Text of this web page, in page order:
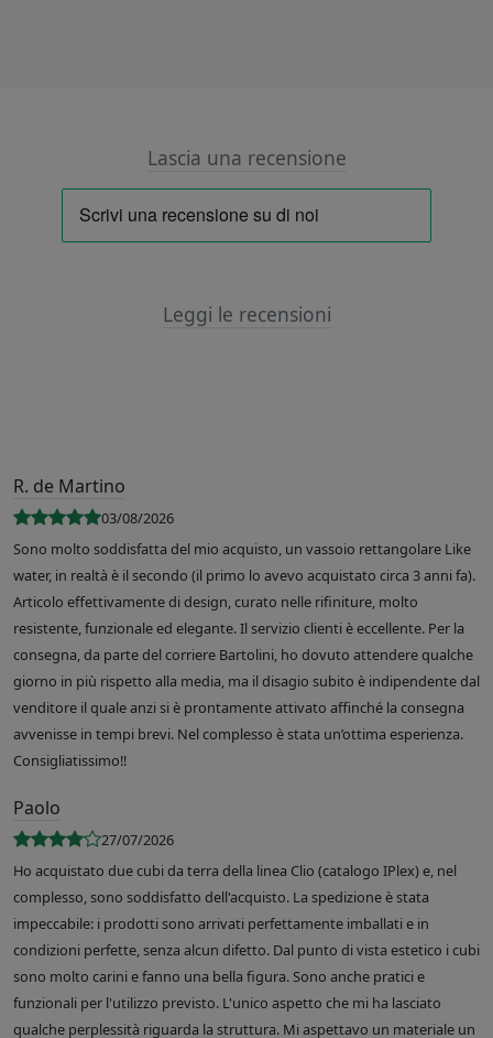
Lascia una recensione
Leggi le recensioni
R. de Martino
03/08/2026
Sono molto soddisfatta del mio acquisto, un vassoio rettangolare Like
water, in realtà è il secondo (il primo lo avevo acquistato circa 3 anni fa).
Articolo effettivamente di design, curato nelle rifiniture, molto
resistente, funzionale ed elegante. Il servizio clienti è eccellente. Per la
consegna, da parte del corriere Bartolini, ho dovuto attendere qualche
giorno in più rispetto alla media, ma il disagio subito è indipendente dal
venditore il quale anzi si è prontamente attivato affinché la consegna
avvenisse in tempi brevi. Nel complesso è stata un’ottima esperienza.
Consigliatissimo!!
Paolo
27/07/2026
Ho acquistato due cubi da terra della linea Clio (catalogo IPlex) e, nel
complesso, sono soddisfatto dell'acquisto. La spedizione è stata
impeccabile: i prodotti sono arrivati perfettamente imballati e in
condizioni perfette, senza alcun difetto. Dal punto di vista estetico i cubi
sono molto carini e fanno una bella figura. Sono anche pratici e
funzionali per l'utilizzo previsto. L'unico aspetto che mi ha lasciato
qualche perplessità riguarda la struttura. Mi aspettavo un materiale un